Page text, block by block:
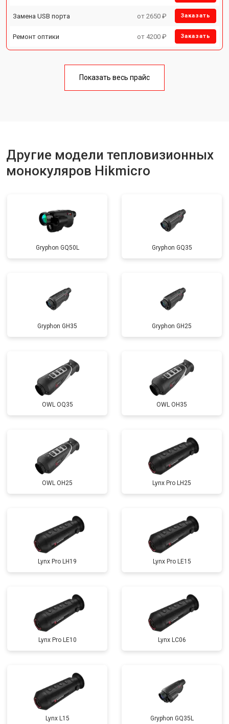
Замена USB порта от 2650 ₽ Заказать
Ремонт оптики от 4200 ₽ Заказать
Показать весь прайс
Другие модели тепловизионных
монокуляров Hikmicro
Gryphon GQ50L Gryphon GQ35
Gryphon GH35 Gryphon GH25
OWL OQ35 OWL OH35
OWL OH25 Lynx Pro LH25
Lynx Pro LH19 Lynx Pro LE15
Lynx Pro LE10 Lynx LC06
Lynx L15 Gryphon GQ35L